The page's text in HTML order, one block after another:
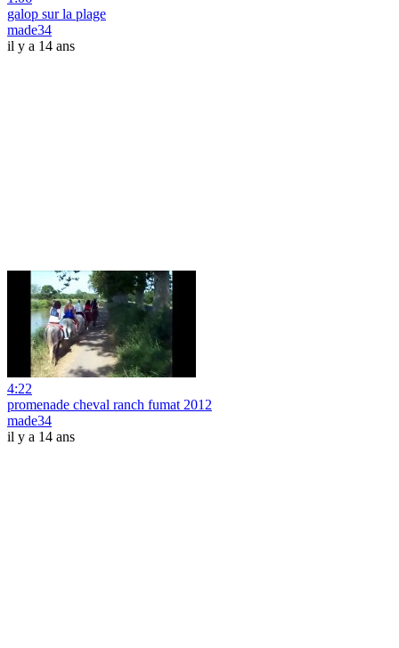
galop sur la plage
made34
il y a 14 ans
4:22
promenade cheval ranch fumat 2012
made34
il y a 14 ans